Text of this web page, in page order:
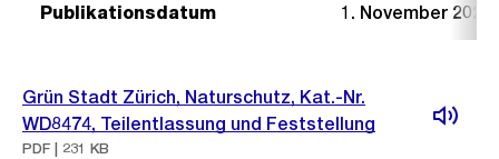
Publikationsdatum 1. November 2023
Grün Stadt Zürich, Naturschutz, Kat.-Nr.
WD8474, Teilentlassung und Feststellung
PDF | 231 KB